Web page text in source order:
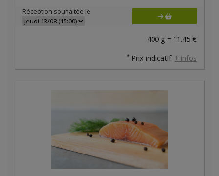
Réception souhaitée le
400 g = 11.45 €
* Prix indicatif. + infos